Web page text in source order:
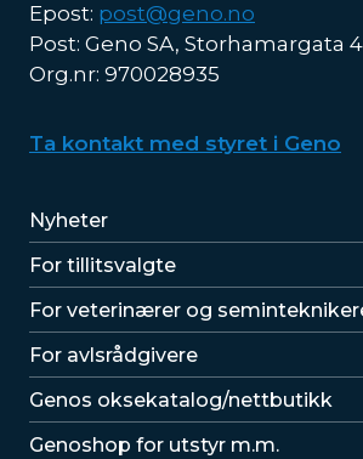
Epost: post@geno.no
Post: Geno SA, Storhamargata
Org.nr: 970028935
Ta kontakt med styret i Geno
Lenker
Nyheter
For tillitsvalgte
For veterinærer og
For avlsrådgivere
Lenker
Genos oksekatalog/nettbutikk
Genoshop for utstyr m.m.